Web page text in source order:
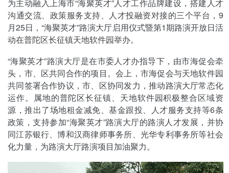
为主动融入上海市“海聚英才”人才工作品牌建设，搭建人才
沟通交流、政策服务支持、人才投融资对接的三个平台，9
月25日，“海聚英才”路演大厅启用仪式暨第1期路演开放日活
动在普陀区长征镇天地软件园举办。
“海聚英才”路演大厅是在市委人才办指导下，由市海促会牵
头，市、区共同合作的项目。会上，市海促会与天地软件园
共同签署合作协议，市、区协同发力，推动路演大厅常态化
运作。属地的普陀区长征镇、天地软件园积极整合区域资
源，推出了场地租金减免、基金跟投、人才服务支持等6条
政策，支持参加“海聚英才”路演大厅的路演人才发展，并协
同江苏银行、博和汉商律师事务所、光华专利事务所等社会
化力量，为路演大厅路演项目加油聚力。